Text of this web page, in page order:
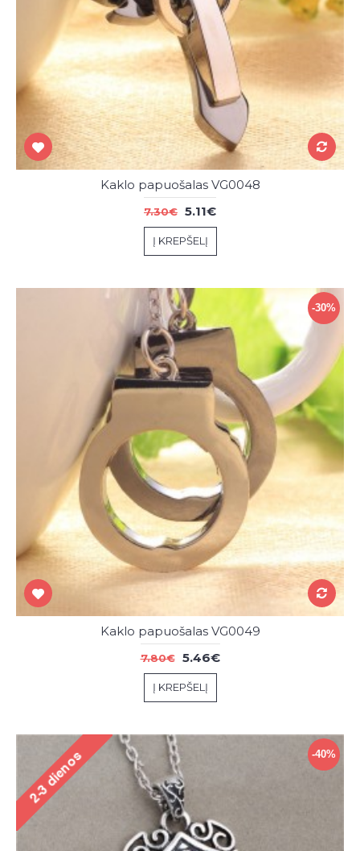
Kaklo papuošalas VG0048
7.30€ 5.11€
Į KREPŠELĮ
-30%
Kaklo papuošalas VG0049
7.80€ 5.46€
Į KREPŠELĮ
-40%